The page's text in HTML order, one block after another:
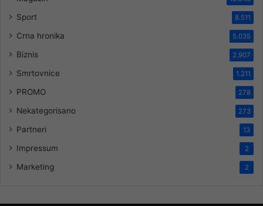
Sport 8.511
Crna hronika 5.035
Biznis 2.907
Smrtovnice 1.211
PROMO 278
Nekategorisano 273
Partneri 13
Impressum 2
Marketing 2